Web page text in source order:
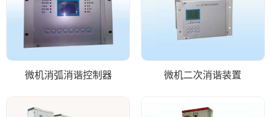
微机消弧消谐控制器 微机二次消谐装置